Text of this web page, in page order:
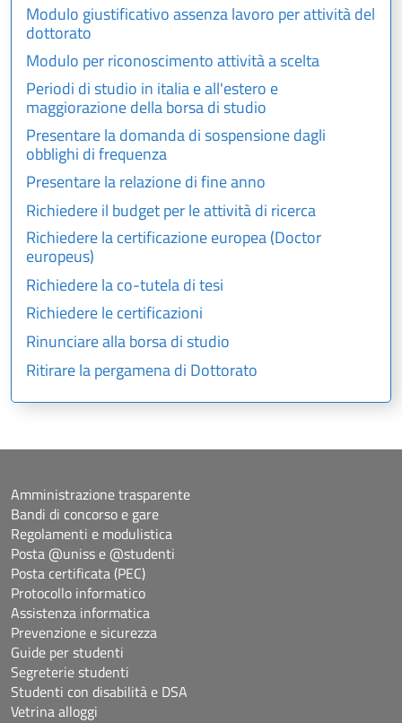
Modulo giustificativo assenza lavoro per attività del
dottorato
Modulo per riconoscimento attività a scelta
Periodi di studio in italia e all'estero e
maggiorazione della borsa di studio
Presentare la domanda di sospensione dagli
obblighi di frequenza
Presentare la relazione di fine anno
Richiedere il budget per le attività di ricerca
Richiedere la certificazione europea (Doctor
europeus)
Richiedere la co-tutela di tesi
Richiedere le certificazioni
Rinunciare alla borsa di studio
Ritirare la pergamena di Dottorato
Amministrazione trasparente
Bandi di concorso e gare
Regolamenti e modulistica
Posta @uniss e @studenti
Posta certificata (PEC)
Protocollo informatico
Assistenza informatica
Prevenzione e sicurezza
Guide per studenti
Segreterie studenti
Studenti con disabilità e DSA
Vetrina alloggi